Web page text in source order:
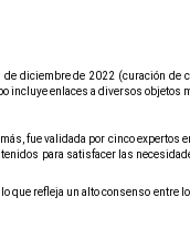
diciembre de 2022 (curación
enlaces a diversos
fue validada por cinco expertos
para satisfacer las
que refleja un alto consenso entre